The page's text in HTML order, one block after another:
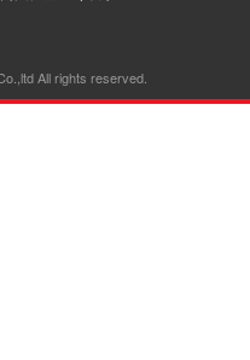
All rights reserved.